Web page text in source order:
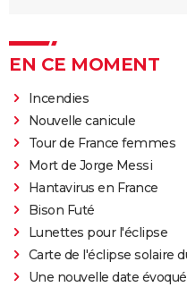
EN CE MOMENT
Incendies
Nouvelle canicule
Tour de France femmes
Mort de Jorge Messi
Hantavirus en France
Bison Futé
Lunettes pour l'éclipse
Carte de l'éclipse solaire
Une nouvelle date